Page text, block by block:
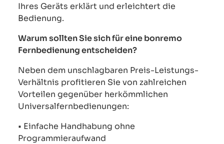
Ihres Geräts erklärt und erleichtert die
Bedienung.
Warum sollten Sie sich für eine bonremo
Fernbedienung entscheiden?
Neben dem unschlagbaren Preis-Leistungs-
Verhältnis profitieren Sie von zahlreichen
Vorteilen gegenüber herkömmlichen
Universalfernbedienungen:
• Einfache Handhabung ohne
Programmieraufwand